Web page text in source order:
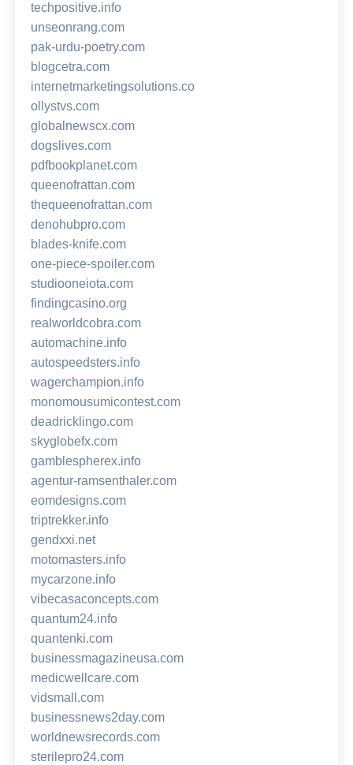
techpositive.info
unseonrang.com
pak-urdu-poetry.com
blogcetra.com
internetmarketingsolutions.co
ollystvs.com
globalnewscx.com
dogslives.com
pdfbookplanet.com
queenofrattan.com
thequeenofrattan.com
denohubpro.com
blades-knife.com
one-piece-spoiler.com
studiooneiota.com
findingcasino.org
realworldcobra.com
automachine.info
autospeedsters.info
wagerchampion.info
monomousumicontest.com
deadricklingo.com
skyglobefx.com
gamblespherex.info
agentur-ramsenthaler.com
eomdesigns.com
triptrekker.info
gendxxi.net
motomasters.info
mycarzone.info
vibecasaconcepts.com
quantum24.info
quantenki.com
businessmagazineusa.com
medicwellcare.com
vidsmall.com
businessnews2day.com
worldnewsrecords.com
sterilepro24.com